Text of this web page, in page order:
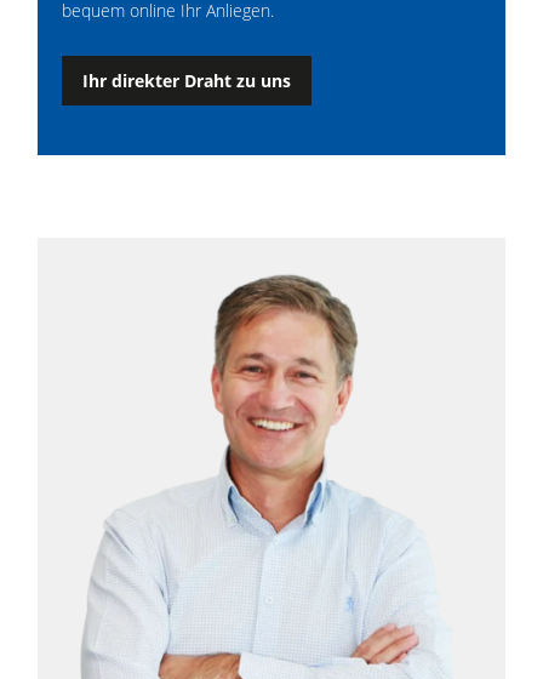
bequem online Ihr Anliegen.
Ihr direkter Draht zu uns